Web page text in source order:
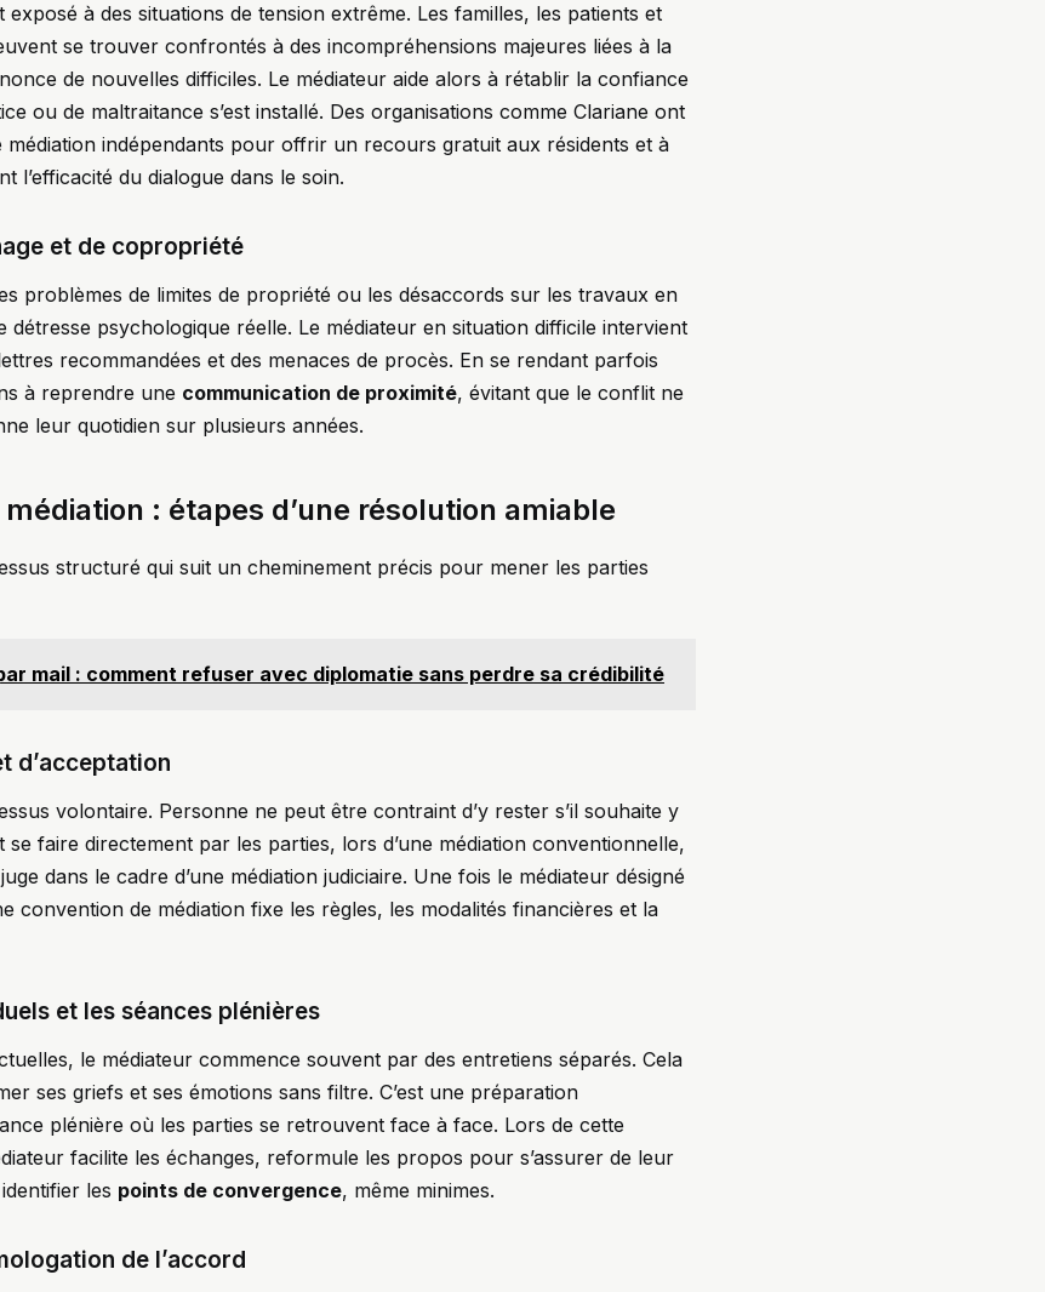
exposé à des situations de tension extrême. Les familles, les patients et
se trouver confrontés à des incompréhensions majeures liées à la
de nouvelles difficiles. Le médiateur aide alors à rétablir la confiance
ou de maltraitance s’est installé. Des organisations comme Clariane ont
médiation indépendants pour offrir un recours gratuit aux résidents et à
l’efficacité du dialogue dans le soin.
et de copropriété
problèmes de limites de propriété ou les désaccords sur les travaux en
psychologique réelle. Le médiateur en situation difficile intervient
recommandées et des menaces de procès. En se rendant parfois
à reprendre une communication de proximité, évitant que le conflit ne
leur quotidien sur plusieurs années.
: étapes d’une résolution amiable
structuré qui suit un cheminement précis pour mener les parties
mail : comment refuser avec diplomatie sans perdre sa crédibilité
d’acceptation
volontaire. Personne ne peut être contraint d’y rester s’il souhaite y
se faire directement par les parties, lors d’une médiation conventionnelle,
dans le cadre d’une médiation judiciaire. Une fois le médiateur désigné
convention de médiation fixe les règles, les modalités financières et la
et les séances plénières
le médiateur commence souvent par des entretiens séparés. Cela
ses griefs et ses émotions sans filtre. C’est une préparation
plénière où les parties se retrouvent face à face. Lors de cette
facilite les échanges, reformule les propos pour s’assurer de leur
les points de convergence, même minimes.
de l’accord